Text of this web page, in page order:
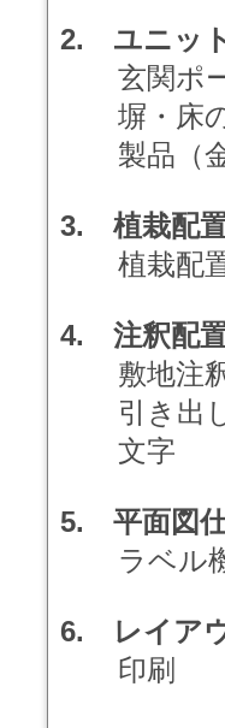
2. ユニッ
玄関ポー
塀・床
製品（金
3. 植栽配
植栽配置
4. 注釈配
敷地注
引き出
文字
5. 平面図
ラベル
6. レイア
印刷